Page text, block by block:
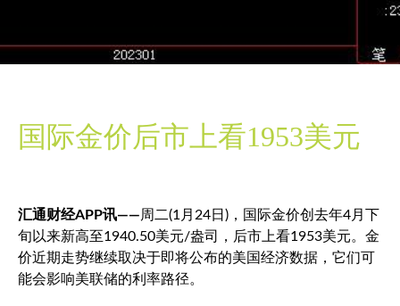
国际金价后市上看1953美元
汇通财经APP讯——周二(1月24日)，国际金价创去年4月下
旬以来新高至1940.50美元/盎司，后市上看1953美元。金
价近期走势继续取决于即将公布的美国经济数据，它们可
能会影响美联储的利率路径。